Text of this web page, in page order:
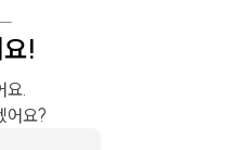
!
요.
어요?